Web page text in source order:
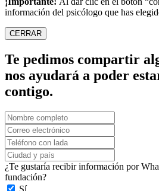
información del psicólogo que has
CERRAR
Te pedimos compartir
nos ayudará a poder
contigo.
¿Te gustaría recibir información por
fundación?